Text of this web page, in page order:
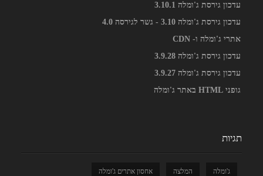
עדכון גירסת ג'ומלה 3.10.1
עדכון גירסת ג'ומלה 3.10 - גשר לגירסה 4.0
אתרי ג'ומלה ו- CDN
עדכון גירסת ג'ומלה 3.9.28
עדכון גירסת ג'ומלה 3.9.27
גופני HTML באתר ג'ומלה
תגיות
ג'ומלה המלצה אחסון אתרים ג'ומלה